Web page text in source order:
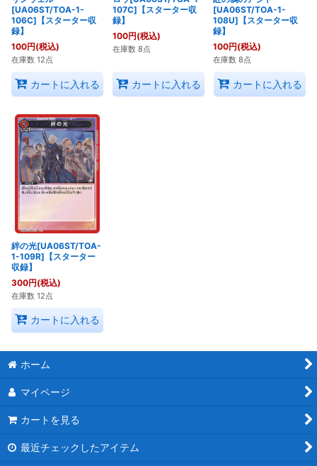
[UA06ST/TOA-1-
106C]【スターター収
録】
100円(税込)
在庫数 12点
カートに入れる
107C]【スターター収
録】
100円(税込)
在庫数 8点
カートに入れる
[UA06ST/TOA-1-
108U]【スターター収
録】
100円(税込)
在庫数 8点
カートに入れる
絆の光[UA06ST/TOA-
1-109R]【スターター
収録】
300円(税込)
在庫数 12点
カートに入れる
ホーム
マイページ
カートを見る
最近チェックしたアイテム